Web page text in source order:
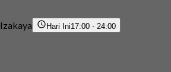
Izakaya Hari Ini17:00 - 24:00